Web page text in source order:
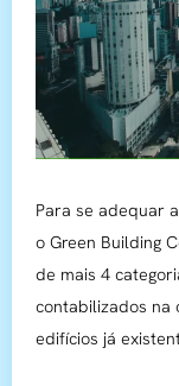
Para se adequar
o Green Building
de mais 4
contabilizados na
edifícios já